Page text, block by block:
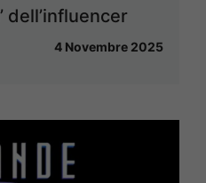
dell’influencer
4 Novembre 2025